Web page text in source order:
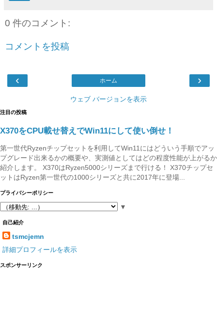
0 件のコメント:
コメントを投稿
‹ ›
ホーム
ウェブ バージョンを表示
注目の投稿
X370をCPU載せ替えでWin11にして使い倒せ！
第一世代Ryzenチップセットを利用してWin11にはどういう手順でアッ
プグレード出来るかの概要や、実測値としてはどの程度性能が上がるか
紹介します。 X370はRyzen5000シリーズまで行ける！ X370チップセ
ットはRyzen第一世代の1000シリーズと共に2017年に登場...
プライバシーポリシー
▼
自己紹介
tsmcjemn
詳細プロフィールを表示
スポンサーリンク